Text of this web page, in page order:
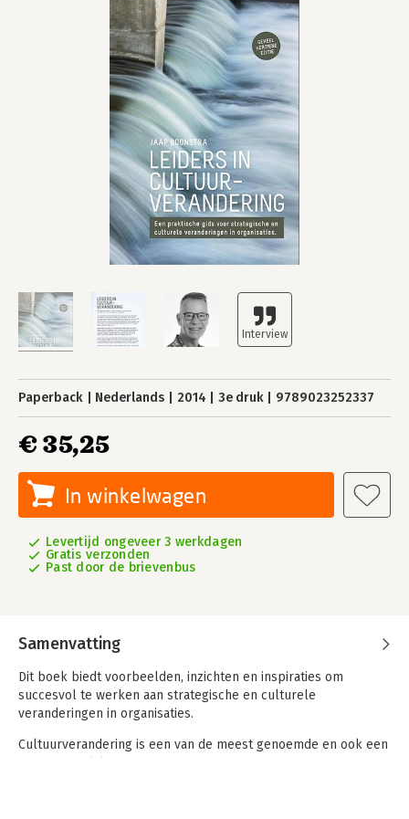
Paperback Nederlands 2014 3e druk 9789023252337
€ 35,25
In winkelwagen
Levertijd ongeveer 3 werkdagen
Gratis verzonden
Past door de brievenbus
Samenvatting
Dit boek biedt voorbeelden, inzichten en inspiraties om
succesvol te werken aan strategische en culturele
veranderingen in organisaties.
Cultuurverandering is een van de meest genoemde en ook een